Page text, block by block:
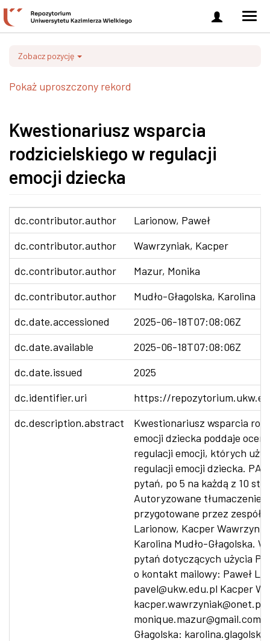
Zaloguj
się
Zobacz pozycję
Pokaż uproszczony rekord
Kwestionariusz wsparcia
rodzicielskiego w regulacji
emocji dziecka
dc.contributor.author
Larionow, Paweł
dc.contributor.author
Wawrzyniak, Kacper
dc.contributor.author
Mazur, Monika
dc.contributor.author
Mudło-Głagolska, Karolina
dc.date.accessioned
2025-06-18T07:08:06Z
dc.date.available
2025-06-18T07:08:06Z
dc.date.issued
2025
dc.identifier.uri
https://
dc.description.abstract
Kwestionariusz wsparcia
emocji dziecka poddaje
regulacji emocji, których
regulacji emocji dziecka.
pytań, po 5 na każdą z 10
Autoryzowane tłumaczenie
przygotowane przez zespół
Larionow, Kacper
Karolina Mudło-Głagolska.
pytań dotyczących użycia
o kontakt mailowy: Paweł
pavel@ukw.edu.pl Kacper
kacper.wawrzyniak@onet.pl
monique.mazur@gmail.com
Głagolska: